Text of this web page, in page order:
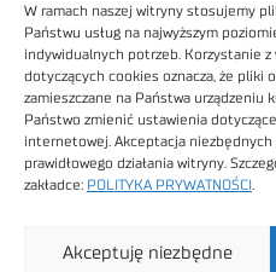
W ramach naszej witryny stosujemy
Państwu usług na najwyższym
indywidualnych potrzeb. Korzystanie
dotyczących cookies oznacza, że pliki
zamieszczane na Państwa urządzeniu
Państwo zmienić ustawienia
internetowej. Akceptacja
prawidłowego działania witryny.
zakładce: POLITYKA PRYWATNOŚCI
Akceptuję niezbędne
Regulamin sklepu
Obrazy stockowe
autorstwa
Technologiczny